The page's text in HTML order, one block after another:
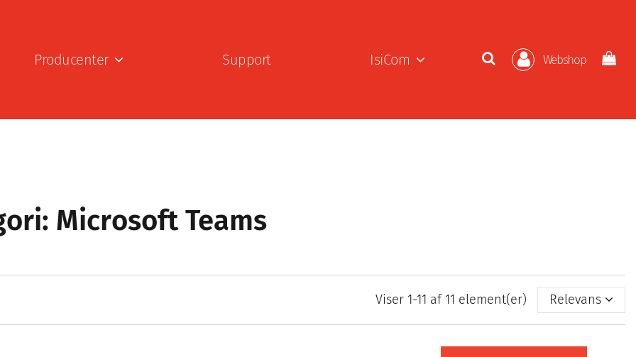
Producenter Support IsiCom Webshop
Microsoft Teams
Viser 1-11 af 11 element(er) Relevans